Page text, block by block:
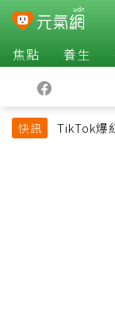
焦點 養生
快訊
TikTok爆